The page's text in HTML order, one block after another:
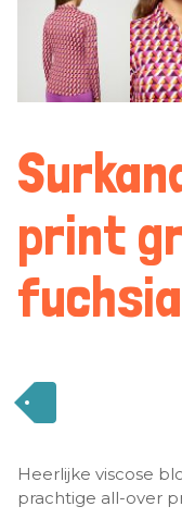
print
fuchsia
Heerlijke viscose
prachtige all-over